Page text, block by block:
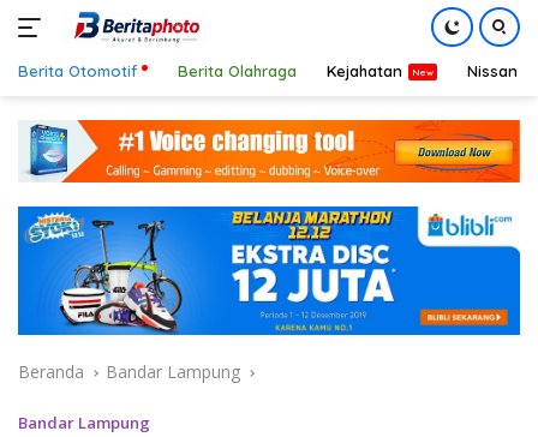
konten
Berita Otomotif Berita Olahraga Kejahatan Nissan
Beranda Bandar Lampung
Bandar Lampung